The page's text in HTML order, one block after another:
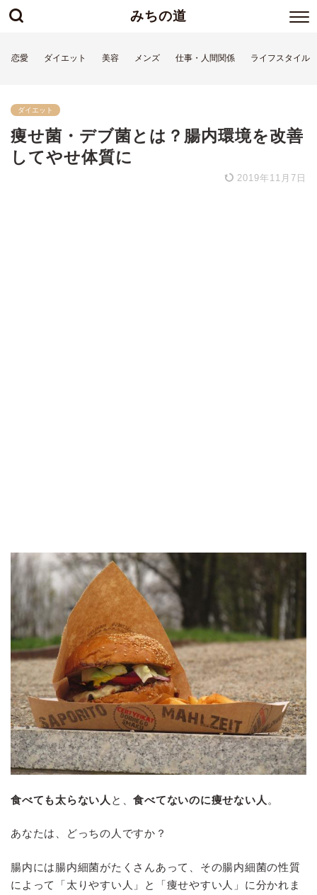
みちの道
恋愛 ダイエット 美容 メンズ 仕事・人間関係 ライフスタイル
ダイエット
痩せ菌・デブ菌とは？腸内環境を改善
してやせ体質に
2019年11月7日
食べても太らない人 と、食べてないのに痩せない人 。
あなたは、どっちの人ですか？
腸内には腸内細菌がたくさんあって、その腸内細菌の性質
によって「太りやすい人」と「痩せやすい人」に分かれま